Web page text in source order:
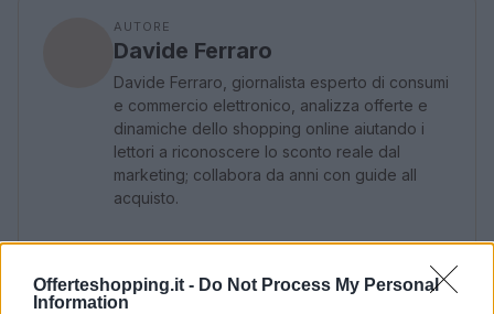
Offerteshopping.it - Do Not Process My Personal
Information
AUTORE
Davide Ferraro
Davide Ferraro, giornalista esperto di consumi
e commercio elettronico, analizza offerte e
dinamiche dello shopping online aiutando i
lettori a riconoscere lo sconto reale dal
marketing; collabora da anni con guide all
acquisto.